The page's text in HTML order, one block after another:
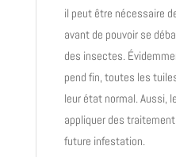
il peut être nécessaire
avant de pouvoir se
des insectes.
pend fin, toutes les
leur état normal. Aussi,
appliquer des
future infestation.